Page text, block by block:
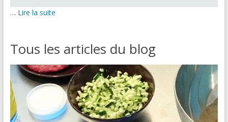
… Lire la suite
Tous les articles du blog